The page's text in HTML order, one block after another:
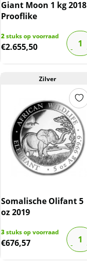
Giant Moon 1 kg 2018
Prooflike
2stuks op voorraad
€2.655,50
Zilver
Somalische Olifant 5
oz 2019
3stuks op voorraad
€676,57